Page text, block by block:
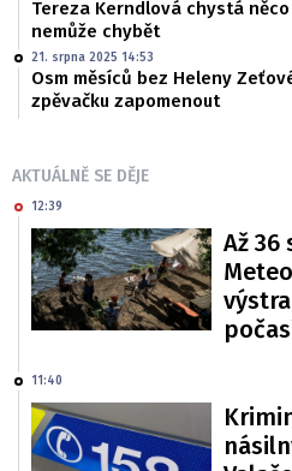
Tereza Kerndlová chystá
nemůže chybět
21. srpna 2025 14:53
Osm měsíců bez Heleny
zpěvačku zapomenout
AKTUÁLNĚ SE DĚJE
12:39
Až 36
11:40